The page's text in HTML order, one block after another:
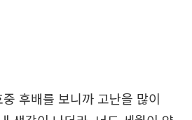
후배를 보니까 고난을 많이